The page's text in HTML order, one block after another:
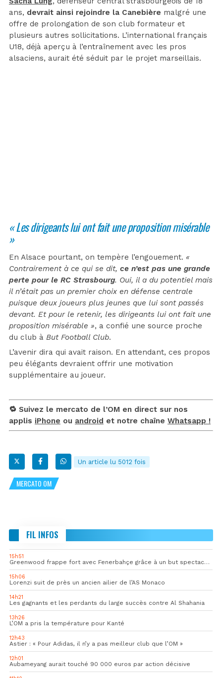
ans, devrait ainsi rejoindre la Canebière malgré une
offre de prolongation de son club formateur et
plusieurs autres sollicitations. L’international français
U18, déjà aperçu à l’entraînement avec les pros
alsaciens, aurait été séduit par le projet marseillais.
«Les dirigeants lui ont fait une proposition misérable
»
En Alsace pourtant, on tempère l’engouement. «
Contrairement à ce qui se dit, ce n’est pas une grande
perte pour le RC Strasbourg. Oui, il a du potentiel mais
il n’était pas un premier choix en défense centrale
puisque deux joueurs plus jeunes que lui sont passés
devant. Et pour le retenir, les dirigeants lui ont fait une
proposition misérable », a confié une source proche
du club à But Football Club.
L’avenir dira qui avait raison. En attendant, ces propos
peu élégants devraient offrir une motivation
supplémentaire au joueur.
🔁 Suivez le mercato de l’OM en direct sur nos
applis iPhone ou android et notre chaîne Whatsapp !
Un article lu 5012 fois
MERCATO OM
FIL INFOS
15h51
Greenwood frappe fort avec Fenerbahçe grâce à un but spectaculaire
15h06
Lorenzi suit de près un ancien ailier de l’AS Monaco
14h21
Les gagnants et les perdants du large succès contre Al Shahania
13h26
L’OM a pris la température pour Kanté
12h43
Astier : « Pour Adidas, il n’y a pas meilleur club que l’OM »
12h01
Aubameyang aurait touché 90 000 euros par action décisive